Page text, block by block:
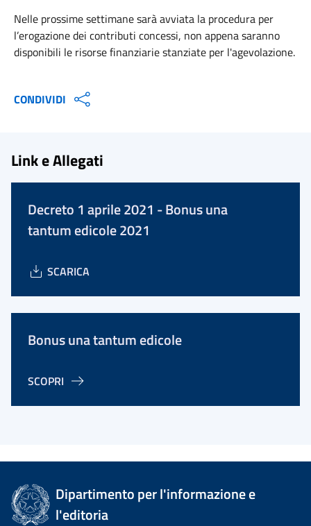
Nelle prossime settimane sarà avviata la procedura per
l’erogazione dei contributi concessi, non appena saranno
disponibili le risorse finanziarie stanziate per l'agevolazione.
CONDIVIDI
Link e Allegati
Decreto 1 aprile 2021 - Bonus una
tantum edicole 2021
SCARICA
Bonus una tantum edicole
SCOPRI
Dipartimento per l'informazione e
l'editoria